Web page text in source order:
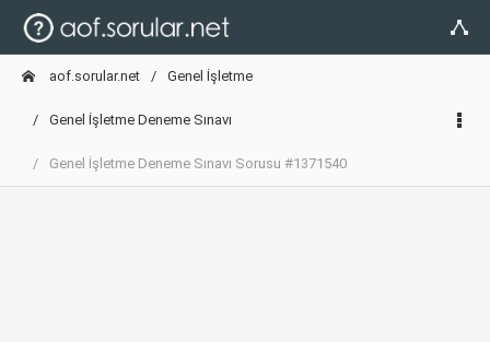
aof.sorular.net Genel İşletme
Genel İşletme Deneme Sınavı
Genel İşletme Deneme Sınavı Sorusu #1371540